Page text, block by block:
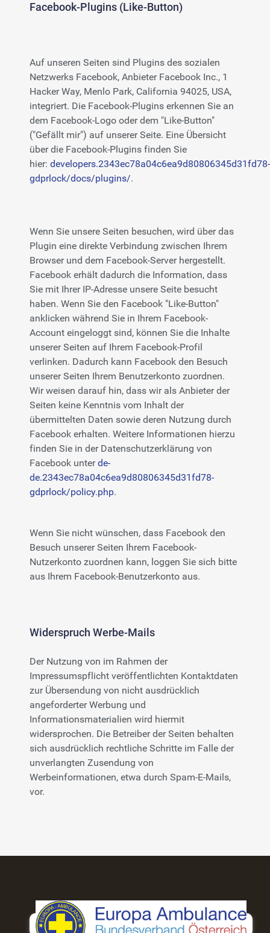
Facebook-Plugins (Like-Button)
Auf unseren Seiten sind Plugins des sozialen
Netzwerks Facebook, Anbieter Facebook Inc., 1
Hacker Way, Menlo Park, California 94025, USA,
integriert. Die Facebook-Plugins erkennen Sie an
dem Facebook-Logo oder dem "Like-Button"
("Gefällt mir") auf unserer Seite. Eine Übersicht
über die Facebook-Plugins finden Sie
hier: developers.2343ec78a04c6ea9d80806345d31fd78-
gdprlock/docs/plugins/.
Wenn Sie unsere Seiten besuchen, wird über das
Plugin eine direkte Verbindung zwischen Ihrem
Browser und dem Facebook-Server hergestellt.
Facebook erhält dadurch die Information, dass
Sie mit Ihrer IP-Adresse unsere Seite besucht
haben. Wenn Sie den Facebook "Like-Button"
anklicken während Sie in Ihrem Facebook-
Account eingeloggt sind, können Sie die Inhalte
unserer Seiten auf Ihrem Facebook-Profil
verlinken. Dadurch kann Facebook den Besuch
unserer Seiten Ihrem Benutzerkonto zuordnen.
Wir weisen darauf hin, dass wir als Anbieter der
Seiten keine Kenntnis vom Inhalt der
übermittelten Daten sowie deren Nutzung durch
Facebook erhalten. Weitere Informationen hierzu
finden Sie in der Datenschutzerklärung von
Facebook unterde-
de.2343ec78a04c6ea9d80806345d31fd78-
gdprlock/policy.php.
Wenn Sie nicht wünschen, dass Facebook den
Besuch unserer Seiten Ihrem Facebook-
Nutzerkonto zuordnen kann, loggen Sie sich bitte
aus Ihrem Facebook-Benutzerkonto aus.
Widerspruch Werbe-Mails
Der Nutzung von im Rahmen der
Impressumspflicht veröffentlichten Kontaktdaten
zur Übersendung von nicht ausdrücklich
angeforderter Werbung und
Informationsmaterialien wird hiermit
widersprochen. Die Betreiber der Seiten behalten
sich ausdrücklich rechtliche Schritte im Falle der
unverlangten Zusendung von
Werbeinformationen, etwa durch Spam-E-Mails,
vor.